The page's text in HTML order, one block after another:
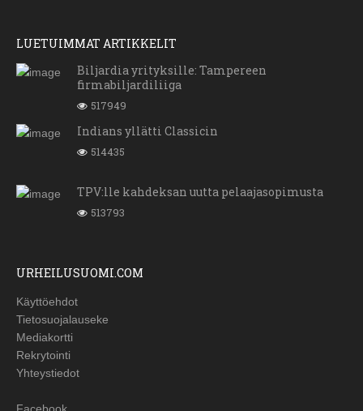
LUETUIMMAT ARTIKKELIT
Biljardia yrityksille: Tampereen
firmabiljardiliiga
517949
Indians yllätti Classicin
514435
TPV:lle kahdeksan uutta pelaajasopimusta
513793
URHEILUSUOMI.COM
Käyttöehdot
Tietosuojalauseke
Mediakortti
Rekrytointi
Yhteystiedot
Facebook